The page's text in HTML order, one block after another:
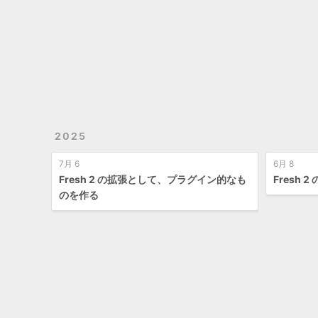
2025
7月 6
Fresh 2 の拡張として、プラグイン的なも
のを作る
6月 8
Fresh 2